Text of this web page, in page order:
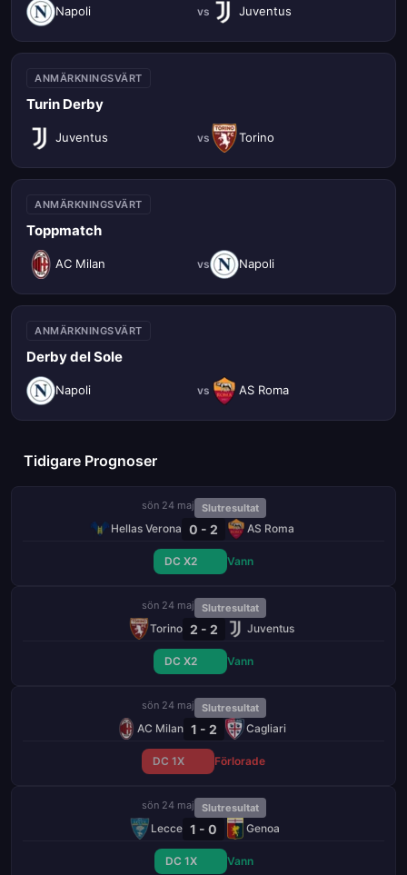
Napoli vs Juventus
ANMÄRKNINGSVÄRT
Turin Derby
Juventus vs Torino
ANMÄRKNINGSVÄRT
Toppmatch
AC Milan vs Napoli
ANMÄRKNINGSVÄRT
Derby del Sole
Napoli vs AS Roma
Tidigare Prognoser
sön 24 maj Slutresultat
Hellas Verona 0 - 2 AS Roma
DC X2 Vann
sön 24 maj Slutresultat
Torino 2 - 2 Juventus
DC X2 Vann
sön 24 maj Slutresultat
AC Milan 1 - 2 Cagliari
DC 1X Förlorade
sön 24 maj Slutresultat
Lecce 1 - 0 Genoa
DC 1X Vann